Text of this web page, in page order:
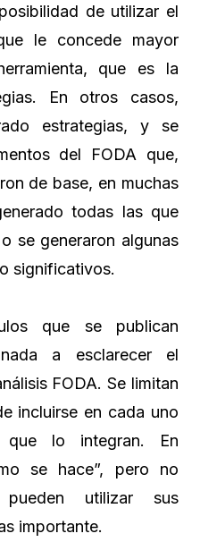
de utilizar el
le concede mayor
que es la
En otros casos,
estrategias, y se
del FODA que,
de base, en muchas
todas las que
se generaron algunas
significativos.
que se publican
a esclarecer el
FODA. Se limitan
incluirse en cada uno
que lo integran. En
se hace”, pero no
utilizar sus
importante.